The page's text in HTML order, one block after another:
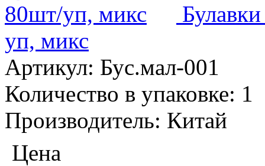
уп, микс
Артикул: Бус.мал-001
Количество в упаковке: 1
Производитель: Китай
Цена